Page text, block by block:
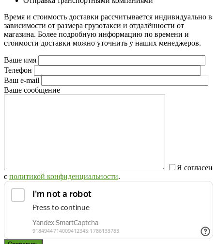
Время и стоимость доставки рассчитывается индивидуально в
зависимости от размера грузотакси и отдалённости от
магазина. Более подробную информацию по времени и
стоимости доставки можно уточнить у наших менеджеров.
Ваше имя
Телефон
Ваш e-mail
Ваше сообщение
Я согласен
с политикой конфиденциальности.